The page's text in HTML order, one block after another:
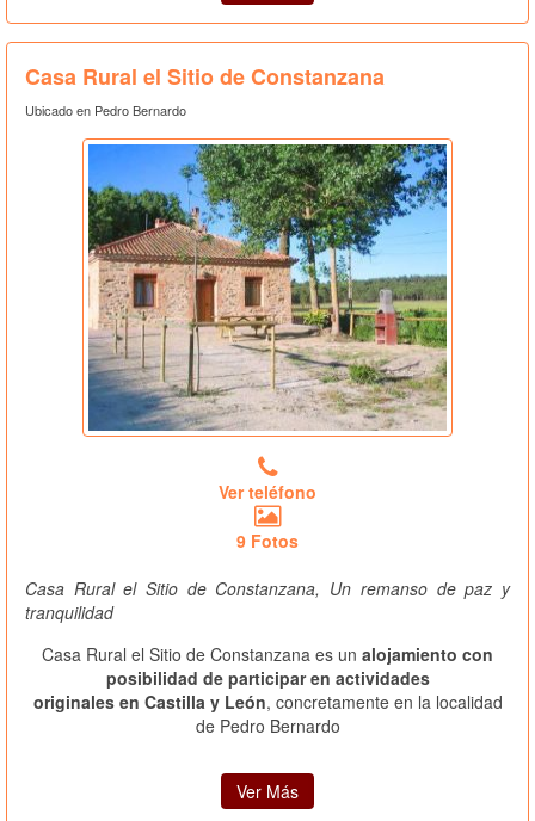
Casa Rural el Sitio de Constanzana
Ubicado en Pedro Bernardo
Ver teléfono
9 Fotos
Casa Rural el Sitio de Constanzana, Un remanso de paz y
tranquilidad
Casa Rural el Sitio de Constanzana es un alojamiento con
posibilidad de participar en actividades
originales en Castilla y León, concretamente en la localidad
de Pedro Bernardo
Ver Más